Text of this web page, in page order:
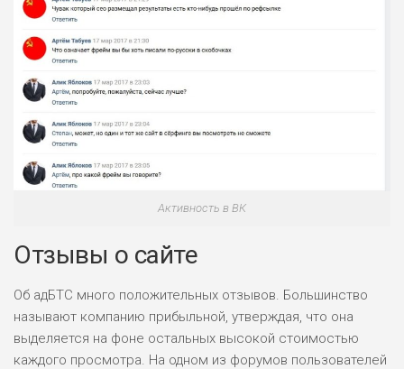
Активность в ВК
Отзывы о сайте
Об адБТС много положительных отзывов. Большинство
называют компанию прибыльной, утверждая, что она
выделяется на фоне остальных высокой стоимостью
каждого просмотра. На одном из форумов пользователей